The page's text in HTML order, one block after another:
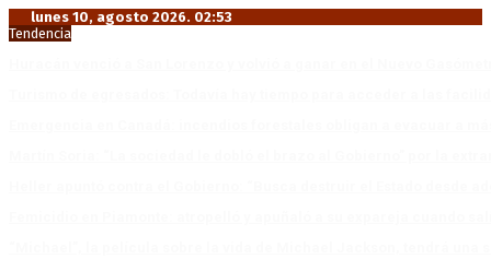
lunes 10, agosto 2026. 02:53
Tendencia